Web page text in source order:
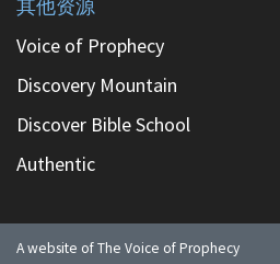
其他资源
Voice of Prophecy
Discovery Mountain
Discover Bible School
Authentic
A website of The Voice of Prophecy